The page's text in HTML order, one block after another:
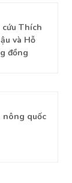
Thích
và Hỗ
đồng
nông quốc